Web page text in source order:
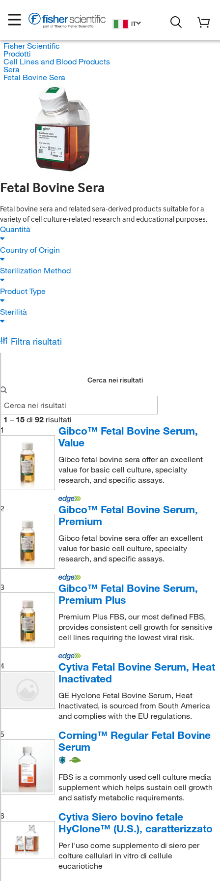
IT
Fisher Scientific
Prodotti
Cell Lines and Blood Products
Sera
Fetal Bovine Sera
Fetal Bovine Sera
Fetal bovine sera and related sera-derived products suitable for a
variety of cell culture-related research and educational purposes.
Quantità
Country of Origin
Sterilization Method
Product Type
Sterilità
Filtra risultati
Cerca nei risultati
1 – 15 di 92 risultati
1
Gibco™ Fetal Bovine Serum,
Value
Gibco fetal bovine sera offer an excellent
value for basic cell culture, specialty
research, and specific assays.
2
Gibco™ Fetal Bovine Serum,
Premium
Gibco fetal bovine sera offer an excellent
value for basic cell culture, specialty
research, and specific assays.
3
Gibco™ Fetal Bovine Serum,
Premium Plus
Premium Plus FBS, our most defined FBS,
provides consistent cell growth for sensitive
cell lines requiring the lowest viral risk.
4
Cytiva Fetal Bovine Serum, Heat
Inactivated
GE Hyclone Fetal Bovine Serum, Heat
Inactivated, is sourced from South America
and complies with the EU regulations.
5
Corning™ Regular Fetal Bovine
Serum
FBS is a commonly used cell culture media
supplement which helps sustain cell growth
and satisfy metabolic requirements.
6
Cytiva Siero bovino fetale
HyClone™ (U.S.), caratterizzato
Per l'uso come supplemento di siero per
colture cellulari in vitro di cellule
eucariotiche